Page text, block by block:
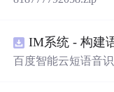
架构，集成电压外
光照强度波动、负
定。在Simulink环
IM系统 - 构建
百度智能云短语音